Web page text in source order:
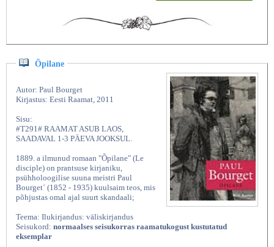
Õpilane
Autor: Paul Bourget
Kirjastus: Eesti Raamat, 2011
Sisu:
#T291# RAAMAT ASUB LAOS,
SAADAVAL 1-3 PÄEVA JOOKSUL.
1889. a ilmunud romaan "Õpilane" (Le
disciple) on prantsuse kirjaniku,
psühholoogilise suuna meistri Paul
Bourget´ (1852 - 1935) kuulsaim teos, mis
põhjustas omal ajal suurt skandaali;
Teema: Ilukirjandus: väliskirjandus
Seisukord: normaalses seisukorras raamatukogust kustutatud
eksemplar